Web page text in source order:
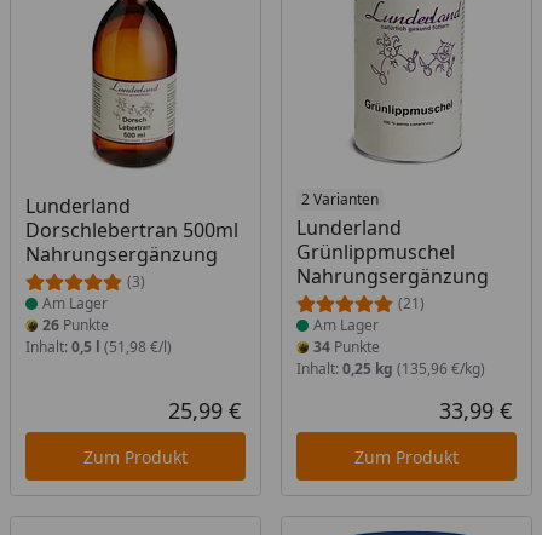
Lunderland
Dorschlebertran 500ml
Nahrungsergänzung
(3)
Produkt am Lager
Am Lager
26 Punkte
Inhalt: 0,5 l (51,98 €/l)
Aktueller Preis
25,99 €
Zum Produkt
2 Varianten
Lunderland
Grünlippmuschel
Nahrungsergänzung
(21)
Produkt am Lager
Am Lager
34Punkte
Inhalt: 0,25 kg (135,96 €/kg)
33,99 €
Zum Produkt